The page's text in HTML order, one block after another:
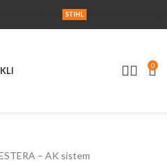
STIHL
0
– AK sistem